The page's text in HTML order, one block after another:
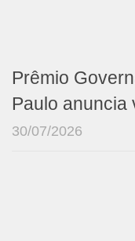
Prêmio
Paulo anuncia
30/07/2026